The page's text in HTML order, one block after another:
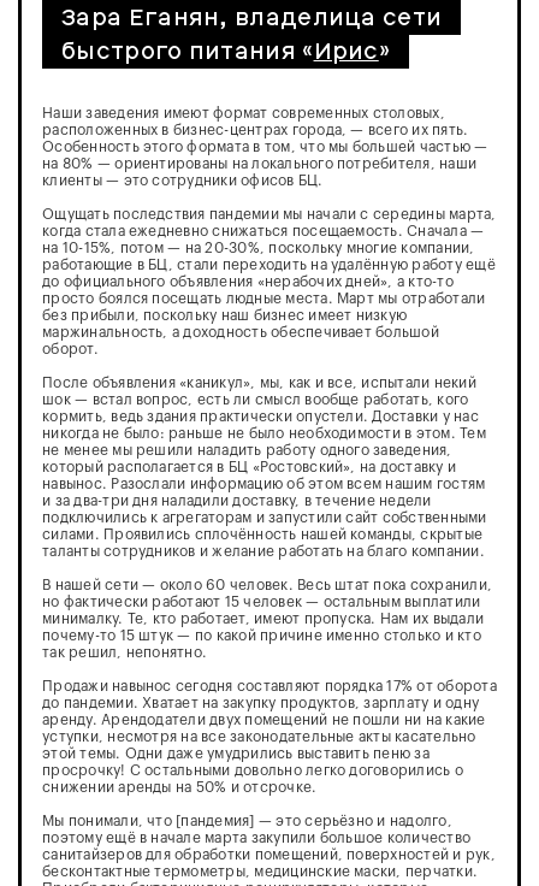
Зара Еганян, владелица сети
быстрого питания «Ирис»
Наши заведения имеют формат современных столовых,
расположенных в бизнес-центрах города, — всего их пять.
Особенность этого формата в том, что мы большей частью —
на 80% — ориентированы на локального потребителя, наши
клиенты — это сотрудники офисов БЦ.
Ощущать последствия пандемии мы начали с середины марта,
когда стала ежедневно снижаться посещаемость. Сначала —
на 10-15%, потом — на 20-30%, поскольку многие компании,
работающие в БЦ, стали переходить на удалённую работу ещё
до официального объявления «нерабочих дней», а кто-то
просто боялся посещать людные места. Март мы отработали
без прибыли, поскольку наш бизнес имеет низкую
маржинальность, а доходность обеспечивает большой
оборот.
После объявления «каникул», мы, как и все, испытали некий
шок — встал вопрос, есть ли смысл вообще работать, кого
кормить, ведь здания практически опустели. Доставки у нас
никогда не было: раньше не было необходимости в этом. Тем
не менее мы решили наладить работу одного заведения,
который располагается в БЦ «Ростовский», на доставку и
навынос. Разослали информацию об этом всем нашим гостям
и за два-три дня наладили доставку, в течение недели
подключились к агрегаторам и запустили сайт собственными
силами. Проявились сплочённость нашей команды, скрытые
таланты сотрудников и желание работать на благо компании.
В нашей сети — около 60 человек. Весь штат пока сохранили,
но фактически работают 15 человек — остальным выплатили
минималку. Те, кто работает, имеют пропуска. Нам их выдали
почему-то 15 штук — по какой причине именно столько и кто
так решил, непонятно.
Продажи навынос сегодня составляют порядка 17% от оборота
до пандемии. Хватает на закупку продуктов, зарплату и одну
аренду. Арендодатели двух помещений не пошли ни на какие
уступки, несмотря на все законодательные акты касательно
этой темы. Одни даже умудрились выставить пеню за
просрочку! С остальными довольно легко договорились о
снижении аренды на 50% и отсрочке.
Мы понимали, что [пандемия] — это серьёзно и надолго,
поэтому ещё в начале марта закупили большое количество
санитайзеров для обработки помещений, поверхностей и рук,
бесконтактные термометры, медицинские маски, перчатки.